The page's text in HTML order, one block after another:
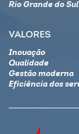
Rio Grande do
VALORES
Inovação
Qualidade
Gestão moderna
Eficiência dos